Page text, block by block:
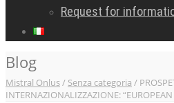
Request for
Blog
Mistral Onlus/ Senza categoria /
INTERNAZIONALIZZAZIONE: “EUROPEAN